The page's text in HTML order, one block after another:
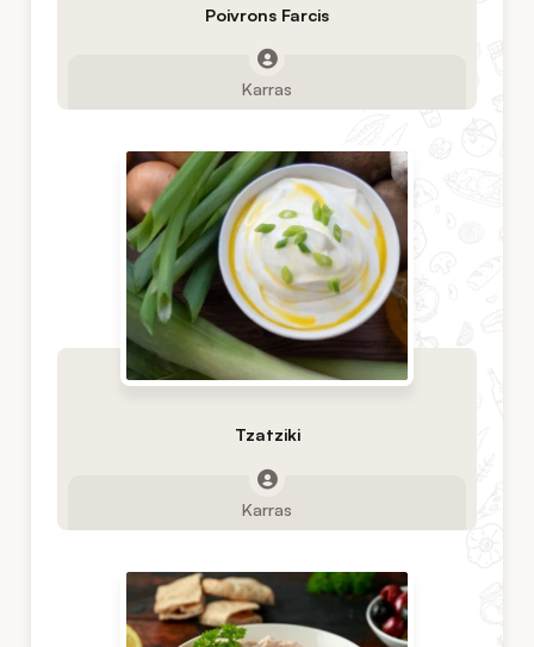
Poivrons Farcis
Karras
Tzatziki
Karras